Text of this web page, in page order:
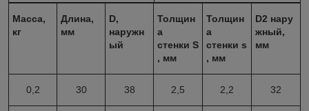
Масса,
кг
Длина,
мм
D,
наружн
ый
Толщин
а
стенки S
, мм
Толщин
а
стенки s
, мм
D2 нару
жный,
мм
0,2 30 38 2,5 2,2 32